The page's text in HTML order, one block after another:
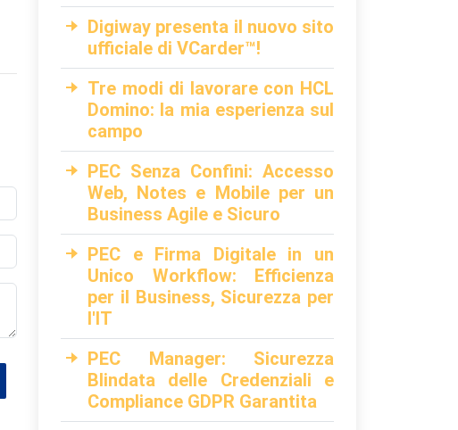
Digiway presenta il nuovo sito
ufficiale di VCarder™!
Tre modi di lavorare con HCL
Domino: la mia esperienza sul
campo
PEC Senza Confini: Accesso
Web, Notes e Mobile per un
Business Agile e Sicuro
PEC e Firma Digitale in un
Unico Workflow: Efficienza
per il Business, Sicurezza per
l'IT
PEC Manager: Sicurezza
Blindata delle Credenziali e
Compliance GDPR Garantita